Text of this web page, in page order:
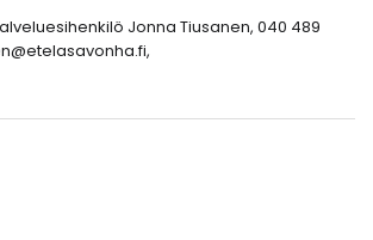
Jonna Tiusanen, 040 489